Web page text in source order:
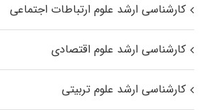
کارشناسی ارشد علوم ارتباطات اجتماعی
کارشناسی ارشد علوم اقتصادی
کارشناسی ارشد علوم تربیتی